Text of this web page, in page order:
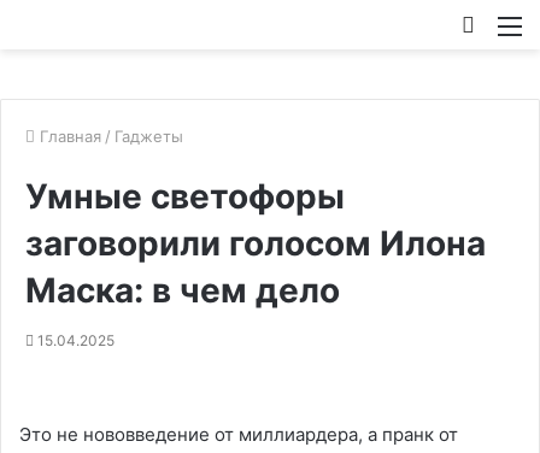
Главная / Гаджеты
Умные светофоры
заговорили голосом Илона
Маска: в чем дело
15.04.2025
Это не нововведение от миллиардера, а пранк от